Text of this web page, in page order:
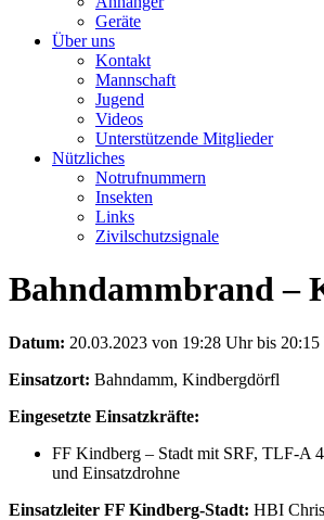
Geräte
Über uns
Kontakt
Mannschaft
Jugend
Videos
Unterstützende Mitglieder
Nützliches
Notrufnummern
Insekten
Links
Zivilschutzsignale
Bahndammbrand –
Datum: 20.03.2023 von 19:28 Uhr bis
Einsatzort: Bahndamm, Kindbergdörfl
Eingesetzte Einsatzkräfte:
FF Kindberg – Stadt mit SRF, TLF-A
und Einsatzdrohne
Einsatzleiter FF Kindberg-Stadt: HBI